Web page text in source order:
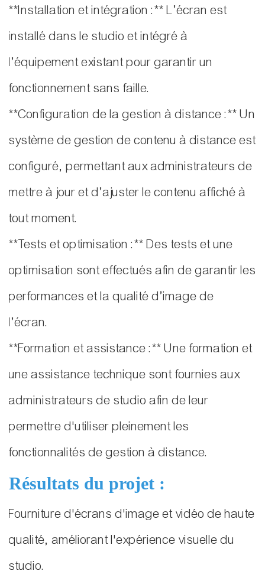
**Installation et intégration :** L’écran est
installé dans le studio et intégré à
l’équipement existant pour garantir un
fonctionnement sans faille.
**Configuration de la gestion à distance :** Un
système de gestion de contenu à distance est
configuré, permettant aux administrateurs de
mettre à jour et d’ajuster le contenu affiché à
tout moment.
**Tests et optimisation :** Des tests et une
optimisation sont effectués afin de garantir les
performances et la qualité d’image de
l’écran.
**Formation et assistance :** Une formation et
une assistance technique sont fournies aux
administrateurs de studio afin de leur
permettre d'utiliser pleinement les
fonctionnalités de gestion à distance.
Résultats du projet :
Fourniture d'écrans d'image et vidéo de haute
qualité, améliorant l'expérience visuelle du
studio.